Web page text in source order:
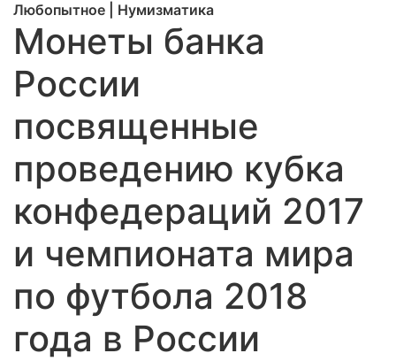
Любопытное
Нумизматика
Монеты банка
России
посвященные
проведению кубка
конфедераций 2017
и чемпионата мира
по футбола 2018
года в России